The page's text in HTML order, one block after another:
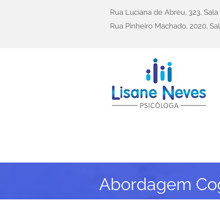
Rua Luciana de Abreu, 323,
Rua Pinheiro Machado, 2020,
Abordagem